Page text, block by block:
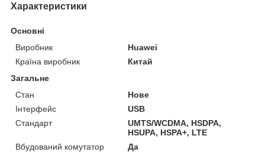
Характеристики
Основні
Виробник
Huawei
Країна виробник
Китай
Загальне
Стан
Нове
Інтерфейс
USB
Стандарт
UMTS/WCDMA, HSDPA,
HSUPA, HSPA+, LTE
Вбудований комутатор
Да